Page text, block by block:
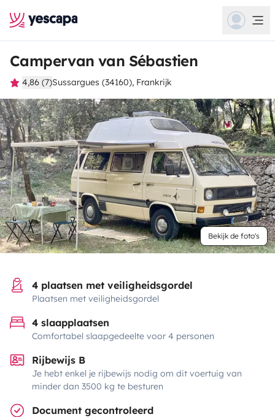
Campervan van Sébastien
4,86 (7)Sussargues (34160), Frankrijk
Bekijk de foto's
4 plaatsen met veiligheidsgordel
Plaatsen met veiligheidsgordel
4 slaapplaatsen
Comfortabel slaapgedeelte voor 4 personen
Rijbewijs B
Je hebt enkel je rijbewijs nodig om dit voertuig van
minder dan 3500 kg te besturen
Document gecontroleerd